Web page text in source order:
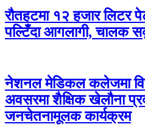
रौतहटमा १२ हजार लिटर
पल्टिँदा आगलागी, चालक
नेशनल मेडिकल कलेजमा
अवसरमा शैक्षिक खेलौना
जनचेतनामूलक कार्यक्रम